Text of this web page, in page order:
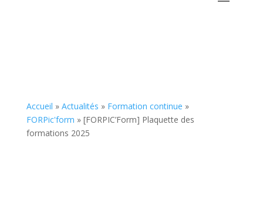
Accueil » Actualités » Formation continue »
FORPic'form » [FORPIC’Form] Plaquette des
formations 2025